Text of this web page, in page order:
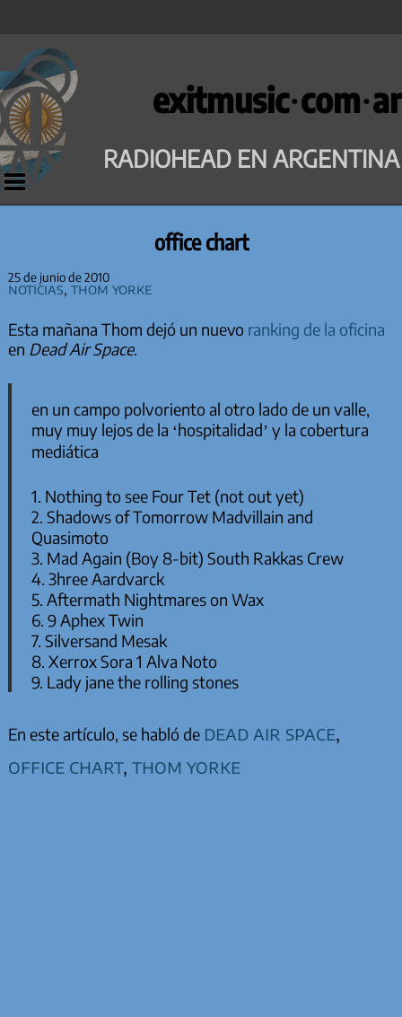
Saltar
al
contenido
exitmusic·com·ar
RADIOHEAD EN ARGENTINA
office chart
25 de junio de 2010
Noticias, Thom Yorke
Esta mañana Thom dejó un nuevo ranking de la oficina
en Dead Air Space.
en un campo polvoriento al otro lado de un valle,
muy muy lejos de la ‘hospitalidad’ y la cobertura
mediática
1. Nothing to see Four Tet (not out yet)
2. Shadows of Tomorrow Madvillain and
Quasimoto
3. Mad Again (Boy 8-bit) South Rakkas Crew
4. 3hree Aardvarck
5. Aftermath Nightmares on Wax
6. 9 Aphex Twin
7. Silversand Mesak
8. Xerrox Sora 1 Alva Noto
9. Lady jane the rolling stones
En este artículo, se habló de dead air space,
office chart, thom yorke